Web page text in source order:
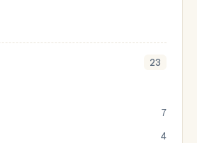
23
7
4